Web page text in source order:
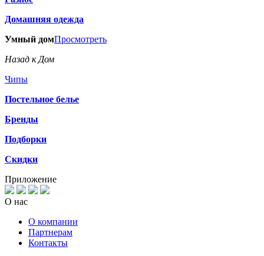
Домашняя одежда
Умный домПросмотреть
Назад к Дом
Чипы
Постельное белье
Бренды
Подборки
Скидки
Приложение
О нас
О компании
Партнерам
Контакты